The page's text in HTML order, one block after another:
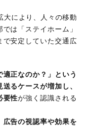
大により、人々の移動
は「ステイホーム」
安定していた交通広
適正なのか？」という
るケースが増加し、
要性が強く認識される
広告の視認率や効果を